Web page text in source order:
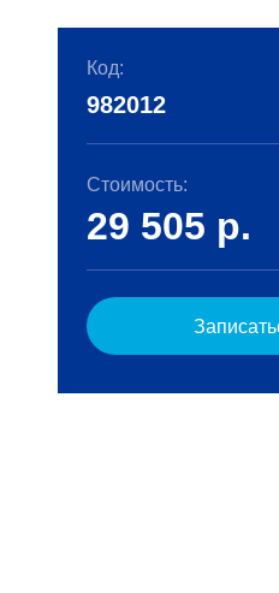
Код:
982012
Стоимость:
29 505 р.